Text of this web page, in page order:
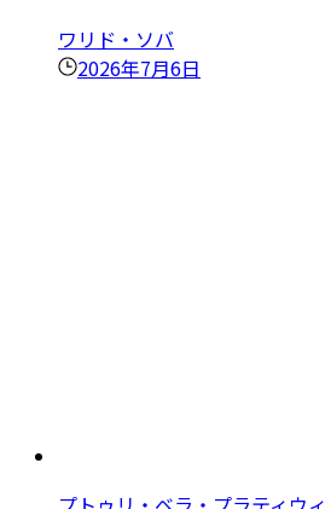
ワリド・ソバ
2026年7月6日